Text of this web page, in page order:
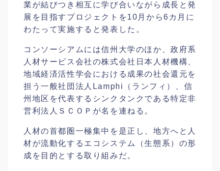
業が結びつき相互に学び合いながら成長と発
展を目指すプロジェクトを10月から6カ月に
わたって実施すると発表した。
コンソーシアムには信州大学のほか、政府系
人材サービス会社の株式会社日本人材機構、
地域経済活性学会における成果の社会還元を
担う一般社団法人Lamphi（ランフィ）、信
州地区を代表するシンクタンクである特定非
営利法人ＳＣＯＰが名を連ねる。
人材の首都圏一極集中を是正し、地方へと人
材が流動化するエコシステム（生態系）の形
成を目的とする取り組みだ。